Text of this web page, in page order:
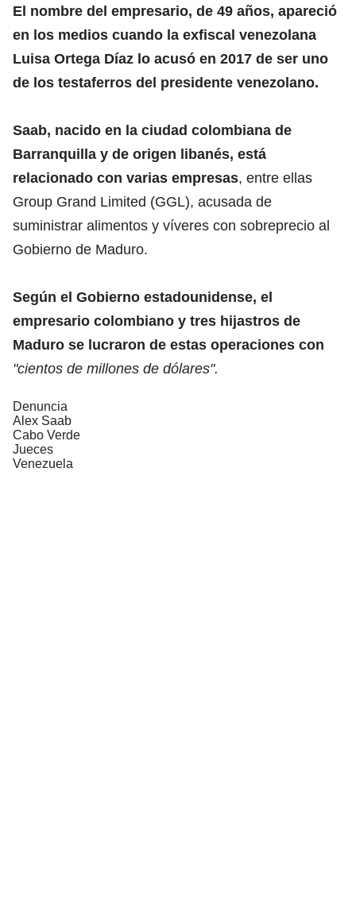
El nombre del empresario, de 49 años, apareció
en los medios cuando la exfiscal venezolana
Luisa Ortega Díaz lo acusó en 2017 de ser uno
de los testaferros del presidente venezolano.
Saab, nacido en la ciudad colombiana de
Barranquilla y de origen libanés, está
relacionado con varias empresas, entre ellas
Group Grand Limited (GGL), acusada de
suministrar alimentos y víveres con sobreprecio al
Gobierno de Maduro.
Según el Gobierno estadounidense, el
empresario colombiano y tres hijastros de
Maduro se lucraron de estas operaciones con
"cientos de millones de dólares".
Denuncia
Alex Saab
Cabo Verde
Jueces
Venezuela